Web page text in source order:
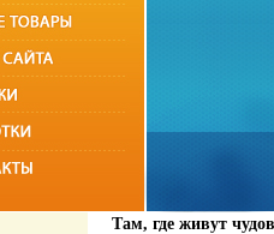
Там, где живут